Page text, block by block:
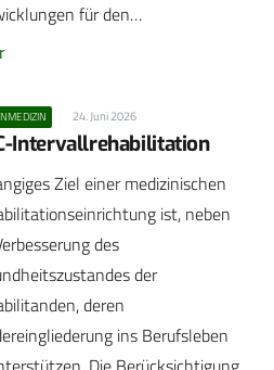
für den…
24. Juni 2026
Intervallrehabilitation
Ziel einer medizinischen
ist, neben
des
der
deren
ins Berufsleben